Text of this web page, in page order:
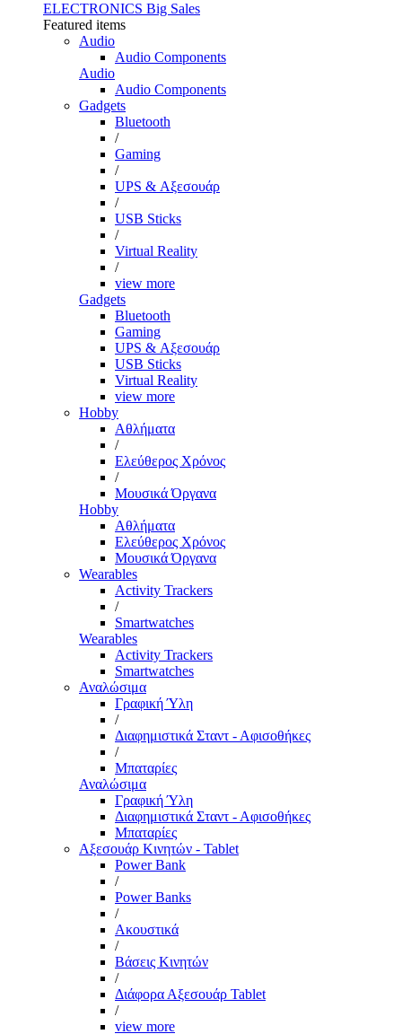
ELECTRONICS Big Sales
Featured items
Audio
Audio Components
Audio
Audio Components
Gadgets
Bluetooth
/
Gaming
/
UPS & Αξεσουάρ
/
USB Sticks
/
Virtual Reality
/
view more
Gadgets
Bluetooth
Gaming
UPS & Αξεσουάρ
USB Sticks
Virtual Reality
view more
Hobby
Αθλήματα
/
Ελεύθερος Χρόνος
/
Μουσικά Όργανα
Hobby
Αθλήματα
Ελεύθερος Χρόνος
Μουσικά Όργανα
Wearables
Activity Trackers
/
Smartwatches
Wearables
Activity Trackers
Smartwatches
Αναλώσιμα
Γραφική Ύλη
/
Διαφημιστικά Σταντ - Αφισοθήκες
/
Μπαταρίες
Αναλώσιμα
Γραφική Ύλη
Διαφημιστικά Σταντ - Αφισοθήκες
Μπαταρίες
Αξεσουάρ Κινητών - Tablet
Power Bank
/
Power Banks
/
Ακουστικά
/
Βάσεις Κινητών
/
Διάφορα Αξεσουάρ Tablet
/
view more